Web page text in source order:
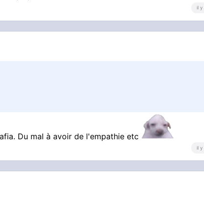
il y
Du mal à avoir de l'empathie etc
il y